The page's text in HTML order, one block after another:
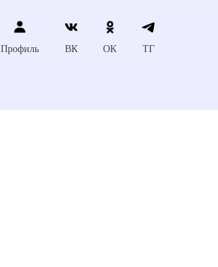
Профиль ВК ОК ТГ